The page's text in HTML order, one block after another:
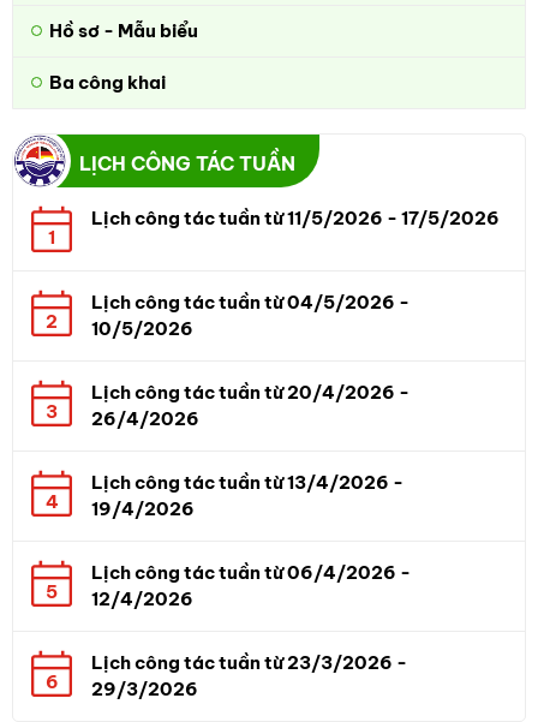
Hồ sơ - Mẫu biểu
Ba công khai
LỊCH CÔNG TÁC TUẦN
1
Lịch công tác tuần từ 11/5/2026 - 17/5/2026
2
Lịch công tác tuần từ 04/5/2026 -
10/5/2026
3
Lịch công tác tuần từ 20/4/2026 -
26/4/2026
4
Lịch công tác tuần từ 13/4/2026 -
19/4/2026
5
Lịch công tác tuần từ 06/4/2026 -
12/4/2026
6
Lịch công tác tuần từ 23/3/2026 -
29/3/2026